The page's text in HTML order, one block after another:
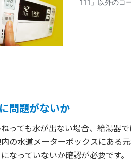
問題がないか
っても水が出ない場合、給湯器
の水道メーターボックスにある
なっていないか確認が必要です。